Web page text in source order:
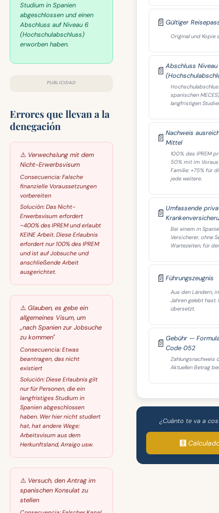
Studium in Spanien
abgeschlossen und einen
Abschluss auf Niveau 6
(Hochschulabschluss)
erworben haben.
PUBLICIDAD
Errores que llevan a la
denegación
⚠️ Verwechslung mit dem
Nicht-Erwerbsvisum
Consecuencia:Falsche
finanzielle Voraussetzungen
vorbereiten
Solución:Das Nicht-
Erwerbsvisum erfordert
~400% des IPREM und erlaubt
KEINE Arbeit. Diese Erlaubnis
erfordert nur 100% des IPREM
und ist auf Jobsuche und
anschließende Arbeit
ausgerichtet.
⚠️ Glauben, es gebe ein
allgemeines Visum, um
„nach Spanien zur Jobsuche
zu kommen"
Consecuencia:Etwas
beantragen, das nicht
existiert
Solución:Diese Erlaubnis gilt
nur für Personen, die ein
langfristiges Studium in
Spanien abgeschlossen
haben. Wer hier nicht studiert
hat, hat andere Wege:
Arbeitsvisum aus dem
Herkunftsland, Arraigo usw.
⚠️ Versuch, den Antrag im
spanischen Konsulat zu
stellen
📄 Gültiger
Original und Kopie
📄 Abschluss
spanischen
langfristigen
📄 Nachweis
Mittel
100% des IPREM
50% mit im
Familie: +75% für
jede weitere.
📄 Umfassende
Bei einem in
Versicherer, ohne
Wartezeiten, für
📄 Führungszeugnis
Aus den Ländern,
Jahren gelebt
übersetzt.
📄 Gebühr —
Code 052
Zahlungsnachweis
Aktuellen Betrag
¿Cuánto te va a
🧮